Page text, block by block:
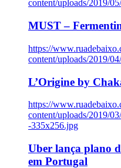
content/uploads/2019/
MUST –
https://
content/uploads/2019/
L’Origine by
https://
content/uploads/2019/
-335x256.jpg
Uber lança plano
em Portugal